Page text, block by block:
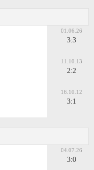
01.06.26
3:3
11.10.13
2:2
16.10.12
3:1
04.07.26
3:0